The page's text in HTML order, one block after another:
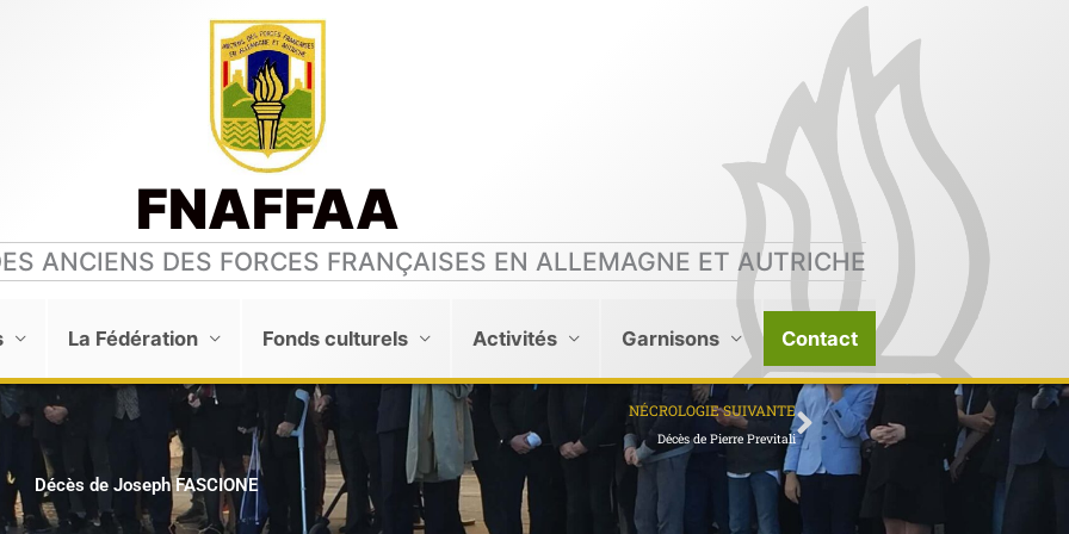
FNAFFAA
ANCIENS DES FORCES FRANÇAISES EN ALLEMAGNE ET AUTRICHE
La Fédération Fonds culturels Activités Garnisons Contact
NÉCROLOGIE SUIVANTE
Décès de Pierre Previtali
Suivant
Décès de Joseph FASCIONE